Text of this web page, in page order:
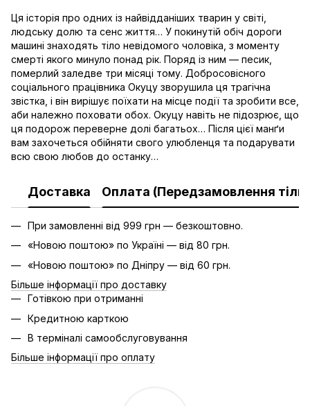
Ця історія про одних із найвідданіших тварин у світі,
людську долю та сенс життя… У покинутій обіч дороги
машині знаходять тіло невідомого чоловіка, з моменту
смерті якого минуло понад рік. Поряд із ним — песик,
померлий заледве три місяці тому. Добросовісного
соціального працівника Окуцу зворушила ця трагічна
звістка, і він вирішує поїхати на місце події та зробити все,
аби належно поховати обох. Окуцу навіть не підозрює, що
ця подорож переверне долі багатьох… Після цієї манґи
вам захочеться обійняти свого улюбленця та подарувати
всю свою любов до останку…
Доставка Оплата (Передзамовлення
При замовленні від 999 грн — безкоштовно.
«Новою поштою» по Україні — від 80 грн.
«Новою поштою» по Дніпру — від 60 грн.
Більше інформації про доставку
Готівкою при отриманні
Кредитною карткою
В терміналі самообслуговування
Більше інформації про оплату